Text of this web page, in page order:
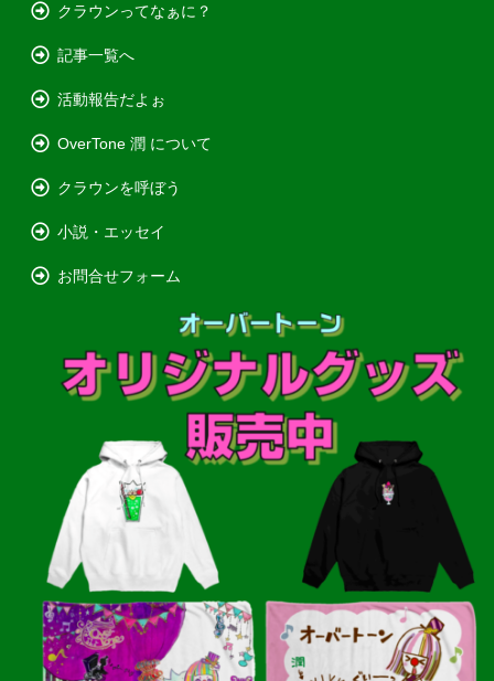
クラウンってなぁに？
記事一覧へ
活動報告だよぉ
OverTone 潤 について
クラウンを呼ぼう
小説・エッセイ
お問合せフォーム